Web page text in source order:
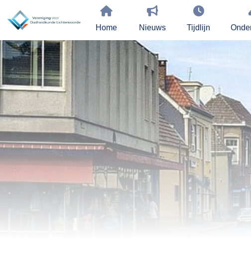
Home Nieuws Tijdlijn